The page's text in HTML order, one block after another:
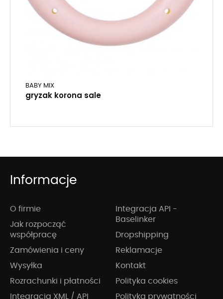
BABY MIX
gryzak korona sale
Informacje
O firmie
Jak rozpocząć
współpracę
Zamówienia i ceny
Wysyłka
Rozrachunki i płatności
Integracja XML / API
Integracja API -
Baselinker
Dropshipping
Reklamacje
Kontakt
Polityka cookies
Polityka prywatności